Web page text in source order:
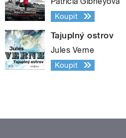
Koupit
Tajuplný ostrov
Jules Verne
Koupit